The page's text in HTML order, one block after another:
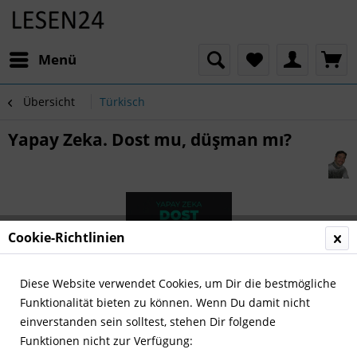
Menü
Übersicht Türkisch
Yapay Zeka. Dost mu, düşman mı?
Cookie-Richtlinien
Diese Website verwendet Cookies, um Dir die bestmögliche
Funktionalität bieten zu können. Wenn Du damit nicht
einverstanden sein solltest, stehen Dir folgende
Funktionen nicht zur Verfügung: